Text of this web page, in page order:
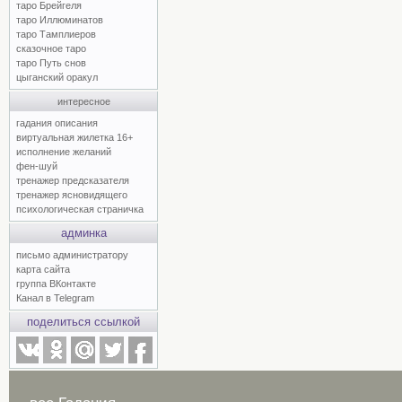
таро Брейгеля
таро Иллюминатов
таро Тамплиеров
сказочное таро
таро Путь снов
цыганский оракул
интересное
гадания описания
виртуальная жилетка 16+
исполнение желаний
фен-шуй
тренажер предсказателя
тренажер ясновидящего
психологическая страничка
админка
письмо администратору
карта сайта
группа ВКонтакте
Канал в Telegram
поделиться ссылкой